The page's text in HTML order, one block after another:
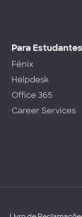
Para
Fénix
Helpdesk
Office 365
Career Services